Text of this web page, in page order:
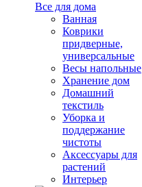
Все для дома
Ванная
Коврики
придверные,
универсальные
Весы напольные
Хранение дом
Домашний
текстиль
Уборка и
поддержание
чистоты
Аксессуары для
растений
Интерьер